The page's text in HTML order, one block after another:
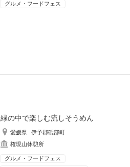
グルメ・フードフェス
緑の中で楽しむ流しそうめん
愛媛県
伊予郡砥部町
権現山休憩所
グルメ・フードフェス